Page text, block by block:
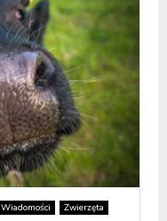
Wiadomości Zwierzęta